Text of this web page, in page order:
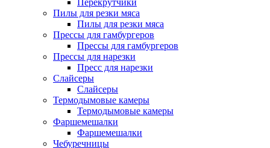
Перекрутчики
Пилы для резки мяса
Пилы для резки мяса
Прессы для гамбургеров
Прессы для гамбургеров
Прессы для нарезки
Пресс для нарезки
Слайсеры
Слайсеры
Термодымовые камеры
Термодымовые камеры
Фаршемешалки
Фаршемешалки
Чебуречницы